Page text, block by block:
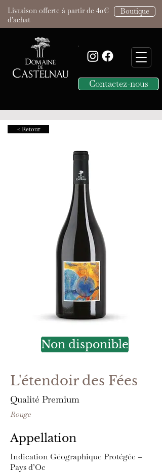
Livraison offerte à partir de 40€
d'achat
Boutique
Contactez-nous
< Retour
Non disponible
L'étendoir des Fées
Qualité Premium
Rouge
Appellation
Indication Géographique Protégée –
Pays d’Oc